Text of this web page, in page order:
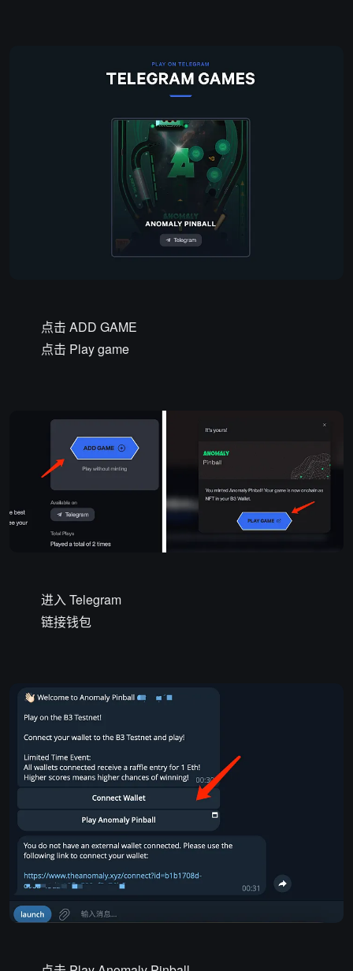
点击 ADD GAME
点击 Play game
进入 Telegram
链接钱包